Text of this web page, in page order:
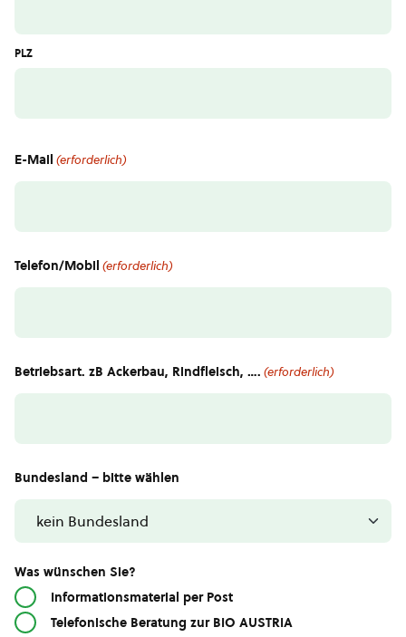
PLZ
E-Mail (erforderlich)
Telefon/Mobil (erforderlich)
Betriebsart. zB Ackerbau, Rindfleisch, …. (erforderlich)
Bundesland – bitte wählen
Was wünschen Sie?
Informationsmaterial per Post
Telefonische Beratung zur BIO AUSTRIA